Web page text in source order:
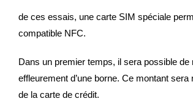
de ces essais, une carte SIM spéciale
compatible NFC.
Dans un premier temps, il sera possible
effleurement d’une borne. Ce montant
de la carte de crédit.